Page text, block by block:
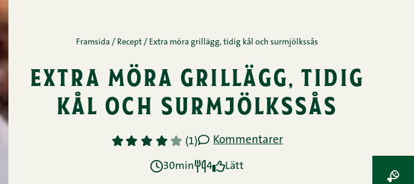
Framsida / Recept / Extra möra grillägg, tidig kål och surmjölkssås
extra möra grillägg, tidig
kål och surmjölkssås
1 2 3 4 5 (1) Kommentarer
30min 4 Lätt